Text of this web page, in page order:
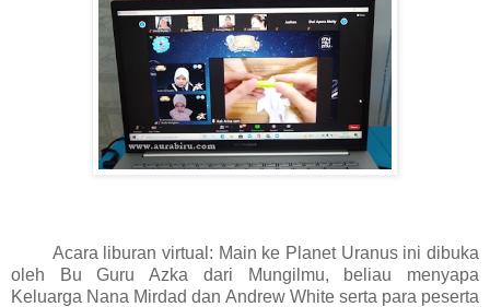
Acara liburan virtual: Main ke Planet Uranus ini dibuka
oleh Bu Guru Azka dari Mungilmu, beliau menyapa
Keluarga Nana Mirdad dan Andrew White serta para peserta